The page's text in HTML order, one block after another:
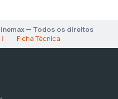
— Todos os direitos
| Ficha Técnica